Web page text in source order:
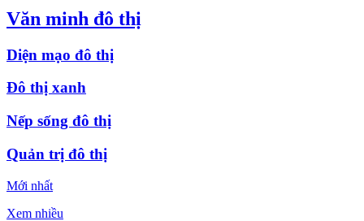
Văn minh đô thị
Diện mạo đô thị
Đô thị xanh
Nếp sống đô thị
Quản trị đô thị
Mới nhất
Xem nhiều